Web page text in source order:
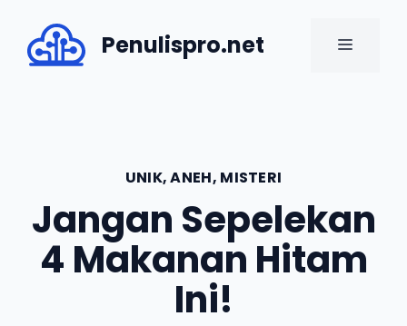
content
Penulispro.net MENU
UNIK, ANEH, MISTERI
Jangan Sepelekan
4 Makanan Hitam
Ini!